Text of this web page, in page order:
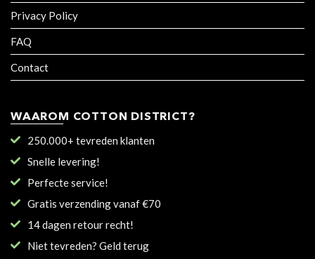
Privacy Policy
FAQ
Contact
WAAROM COTTON DISTRICT?
250.000+ tevreden klanten
Snelle levering!
Perfecte service!
Gratis verzending vanaf €70
14 dagen retour recht!
Niet tevreden? Geld terug